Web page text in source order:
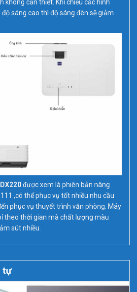
không cần thiết. Khi chiếu các hình
sáng cao thì độ sáng đèn sẽ giảm
được xem là phiên bản nâng
,có thể phục vụ tốt nhiều nhu cầu
phục vụ thuyết trình văn phòng. Máy
theo thời gian mà chất lượng màu
sút nhiều.
tự